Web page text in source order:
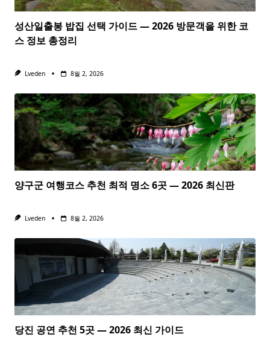
성산일출봉 밥집 선택 가이드 — 2026 방문객을 위한 코
스 정보 총정리
Lveden 8월 2, 2026
양구군 여행코스 추천 최적 명소 6곳 — 2026 최신판
Lveden 8월 2, 2026
당진 공연 추천 5곳 — 2026 최신 가이드